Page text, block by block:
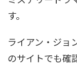
す。
ライアン・ジョ
のサイトでも確